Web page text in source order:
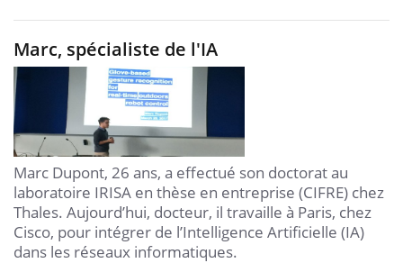
Marc, spécialiste de l'IA
Marc Dupont, 26 ans, a effectué son doctorat au
laboratoire IRISA en thèse en entreprise (CIFRE) chez
Thales. Aujourd’hui, docteur, il travaille à Paris, chez
Cisco, pour intégrer de l’Intelligence Artificielle (IA)
dans les réseaux informatiques.